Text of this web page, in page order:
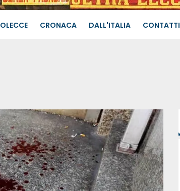
CRONACA DALL'ITALIA CONTATTI